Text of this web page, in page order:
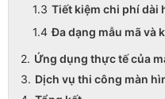
Tiết kiệm chi phí dài
Đa dạng mẫu mã và
Ứng dụng thực tế của
Dịch vụ thi công màn